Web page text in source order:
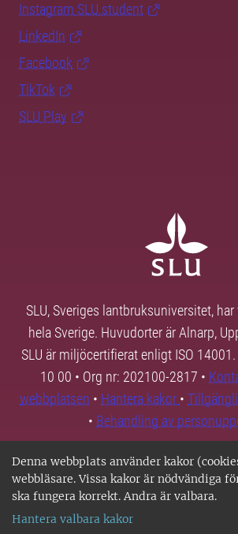
Denna webbplats använder kakor
webbläsare. Vissa kakor är nödvändiga
ska fungera korrekt. Andra är valbara.
Hantera valbara kakor
Instagram SLU.student
LinkedIn
Facebook
TikTok
SLU Play
SLU, Sveriges lantbruksuniversitet,
hela Sverige. Huvudorter är Alnarp,
SLU är miljöcertifierat enligt ISO
10 00 • Org nr: 202100-2817 •
webbplatsen • Hantera kakor •
• Behandling av